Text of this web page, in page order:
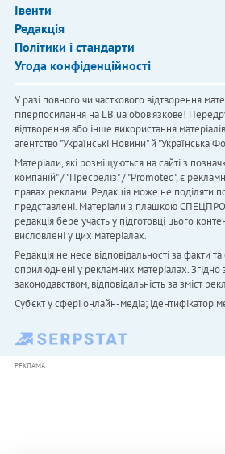
Івенти
Редакція
Політики і стандарти
Угода конфіденційності
У разі повного чи часткового відтворення
гіперпосилання на LB.ua обов'язкове!
відтворення або інше використання
агентство "Українськi Новини" й "Українська
Матеріали, які розміщуються на сайті з
компаній" / "Пресреліз" / "Promoted", є
правах реклами. Редакція може не поділяти
представлені. Матеріали з плашкою
редакція бере участь у підготовці цього
висловлені у цих матеріалах.
Редакція не несе відповідальності за факти
оприлюднені у рекламних матеріалах. Згідно
законодавством, відповідальність за зміст
Cуб'єкт у сфері онлайн-медіа; ідентифікатор
РЕКЛАМА